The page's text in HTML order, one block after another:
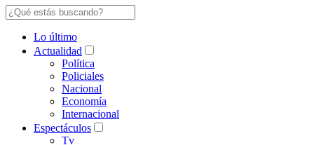
Lo último
Actualidad
Política
Policiales
Nacional
Economía
Internacional
Espectáculos
Tv